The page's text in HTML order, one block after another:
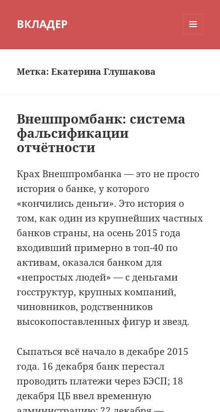
ВКЛАДЕР
Метка:Екатерина Глушакова
Внешпромбанк: система
фальсификации
отчётности
Крах Внешпромбанка — это не просто
история о банке, у которого
«кончились деньги». Это история о
том, как один из крупнейших частных
банков страны, на осень 2015 года
входивший примерно в топ-40 по
активам, оказался банком для
«непростых людей» — с деньгами
госструктур, крупных компаний,
чиновников, родственников
высокопоставленных фигур и звезд.
Сыпаться всё начало в декабре 2015
года. 16 декабря банк перестал
проводить платежи через БЭСП; 18
декабря ЦБ ввел временную